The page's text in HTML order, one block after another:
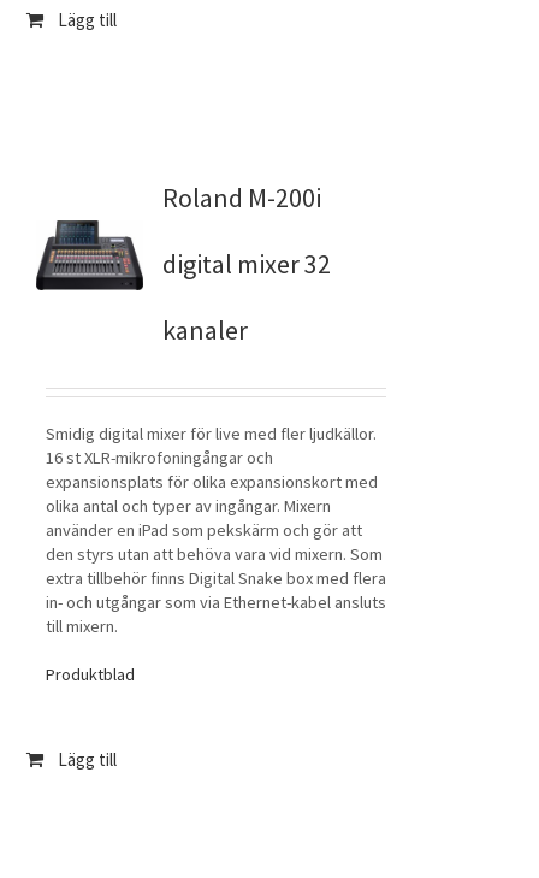
Lägg till
Roland M-200i
digital mixer 32
kanaler
Smidig digital mixer för live med fler ljudkällor.
16 st XLR-mikrofoningångar och
expansionsplats för olika expansionskort med
olika antal och typer av ingångar. Mixern
använder en iPad som pekskärm och gör att
den styrs utan att behöva vara vid mixern. Som
extra tillbehör finns Digital Snake box med flera
in- och utgångar som via Ethernet-kabel ansluts
till mixern.
Produktblad
Lägg till